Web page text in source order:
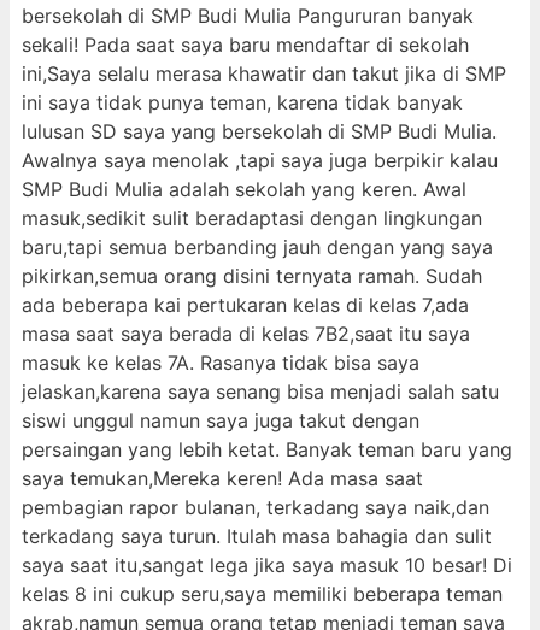
bersekolah di SMP Budi Mulia Pangururan banyak
sekali! Pada saat saya baru mendaftar di sekolah
ini,Saya selalu merasa khawatir dan takut jika di SMP
ini saya tidak punya teman, karena tidak banyak
lulusan SD saya yang bersekolah di SMP Budi Mulia.
Awalnya saya menolak ,tapi saya juga berpikir kalau
SMP Budi Mulia adalah sekolah yang keren. Awal
masuk,sedikit sulit beradaptasi dengan lingkungan
baru,tapi semua berbanding jauh dengan yang saya
pikirkan,semua orang disini ternyata ramah. Sudah
ada beberapa kai pertukaran kelas di kelas 7,ada
masa saat saya berada di kelas 7B2,saat itu saya
masuk ke kelas 7A. Rasanya tidak bisa saya
jelaskan,karena saya senang bisa menjadi salah satu
siswi unggul namun saya juga takut dengan
persaingan yang lebih ketat. Banyak teman baru yang
saya temukan,Mereka keren! Ada masa saat
pembagian rapor bulanan, terkadang saya naik,dan
terkadang saya turun. Itulah masa bahagia dan sulit
saya saat itu,sangat lega jika saya masuk 10 besar! Di
kelas 8 ini cukup seru,saya memiliki beberapa teman
akrab,namun semua orang tetap menjadi teman saya